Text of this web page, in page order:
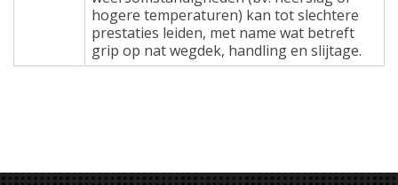
hogere temperaturen) kan tot slechtere
prestaties leiden, met name wat betreft
grip op nat wegdek, handling en slijtage.